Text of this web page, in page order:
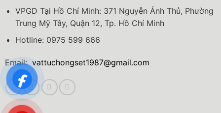
VPGD Tại Hồ Chí Minh: 371 Nguyễn Ảnh Thủ, Phường
Trung Mỹ Tây, Quận 12, Tp. Hồ Chí Minh
Hotline: 0975 599 666
Email: vattuchongset1987@gmail.com